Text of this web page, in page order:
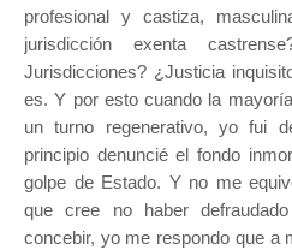
profesional y castiza,
jurisdicción exenta
Jurisdicciones? ¿Justicia
es. Y por esto cuando la
un turno regenerativo, yo fui
principio denuncié el fondo
golpe de Estado. Y no me
que cree no haber
concebir, yo me respondo que a